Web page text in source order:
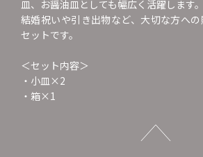
皿、お醤油皿としても幅広く活躍します。
結婚祝いや引き出物など、大切な方へ
セットです。
＜セット内容＞
・小皿×2
・箱×1